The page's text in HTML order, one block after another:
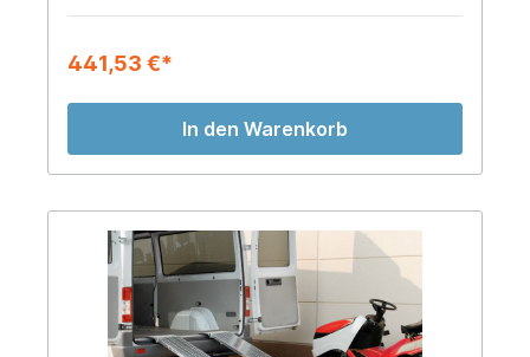
441,53 €*
In den Warenkorb